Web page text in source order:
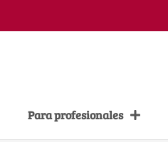
Para profesionales